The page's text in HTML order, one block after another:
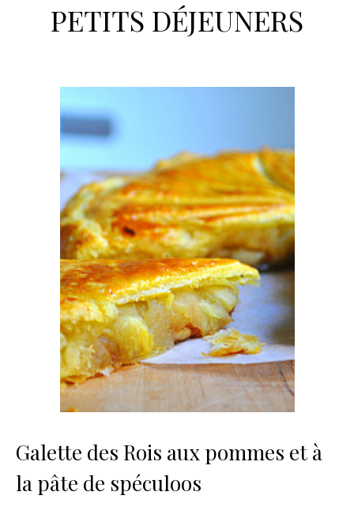
h
e
PETITS DÉJEUNERS
Galette des Rois aux pommes et à
la pâte de spéculoos